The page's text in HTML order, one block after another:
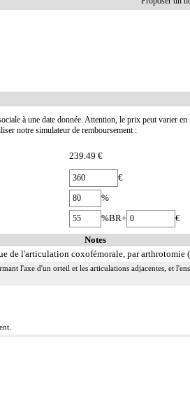
à une date donnée. Attention, le prix peut varier
notre simulateur de remboursement :
239.49 €
€
%
%BR+ €
Notes
de l'articulation coxofémorale, par arthrotomie
l'axe d'un orteil et les articulations adjacentes, et
et/ou d'autres chondropathies localisées.